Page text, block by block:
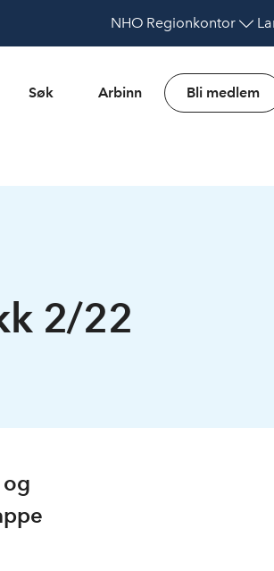
NHO Regionkontor
Søk Arbinn Bli medlem
2/22